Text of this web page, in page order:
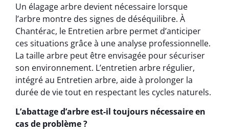
Un élagage arbre devient nécessaire lorsque
l’arbre montre des signes de déséquilibre. À
Chantérac, le Entretien arbre permet d’anticiper
ces situations grâce à une analyse professionnelle.
La taille arbre peut être envisagée pour sécuriser
son environnement. L’entretien arbre régulier,
intégré au Entretien arbre, aide à prolonger la
durée de vie tout en respectant les cycles naturels.
L’abattage d’arbre est-il toujours nécessaire en
cas de problème ?